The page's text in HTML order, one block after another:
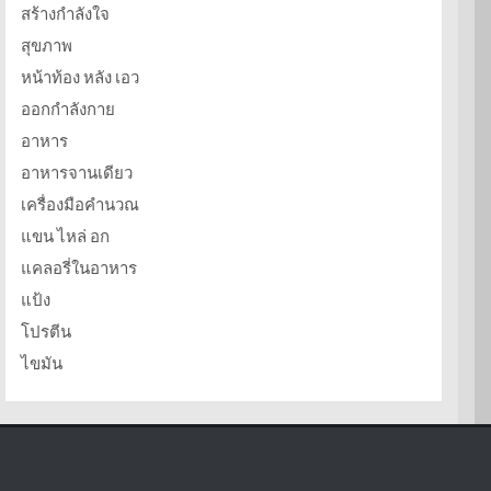
สร้างกำลังใจ
สุขภาพ
หน้าท้อง หลัง เอว
ออกกำลังกาย
อาหาร
อาหารจานเดียว
เครื่องมือคำนวณ
แขน ไหล่ อก
แคลอรี่ในอาหาร
แป้ง
โปรตีน
ไขมัน